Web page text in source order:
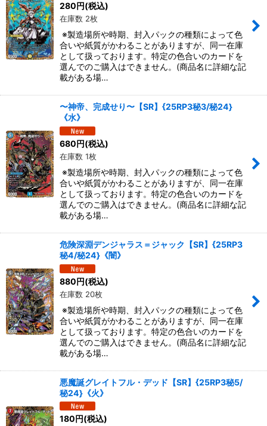
280円(税込)
在庫数 2枚
※製造場所や時期、封入パックの種類によって色
合いや紙質がかわることがありますが、同一在庫
として扱っております。特定の色合いのカードを
選んでのご購入はできません。(商品名に詳細な記
載がある場…
〜神帝、完成せり〜【SR】{25RP3秘3/秘24}
《水》
680円(税込)
在庫数 1枚
※製造場所や時期、封入パックの種類によって色
合いや紙質がかわることがありますが、同一在庫
として扱っております。特定の色合いのカードを
選んでのご購入はできません。(商品名に詳細な記
載がある場…
危険深淵デンジャラス＝ジャック【SR】{25RP3
秘4/秘24}《闇》
880円(税込)
在庫数 20枚
※製造場所や時期、封入パックの種類によって色
合いや紙質がかわることがありますが、同一在庫
として扱っております。特定の色合いのカードを
選んでのご購入はできません。(商品名に詳細な記
載がある場…
悪魔誕グレイトフル・デッド【SR】{25RP3秘5/
秘24}《火》
180円(税込)